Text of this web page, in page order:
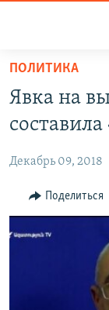
Перейти
основному
содержанию
навигации
Перейти
ОБЩЕСТВО
ЭКОНОМИКА
НАГОРНЫЙ
ПОЛИТИКА
Явка на
составила
Декабрь 09, 2018
Поделиться